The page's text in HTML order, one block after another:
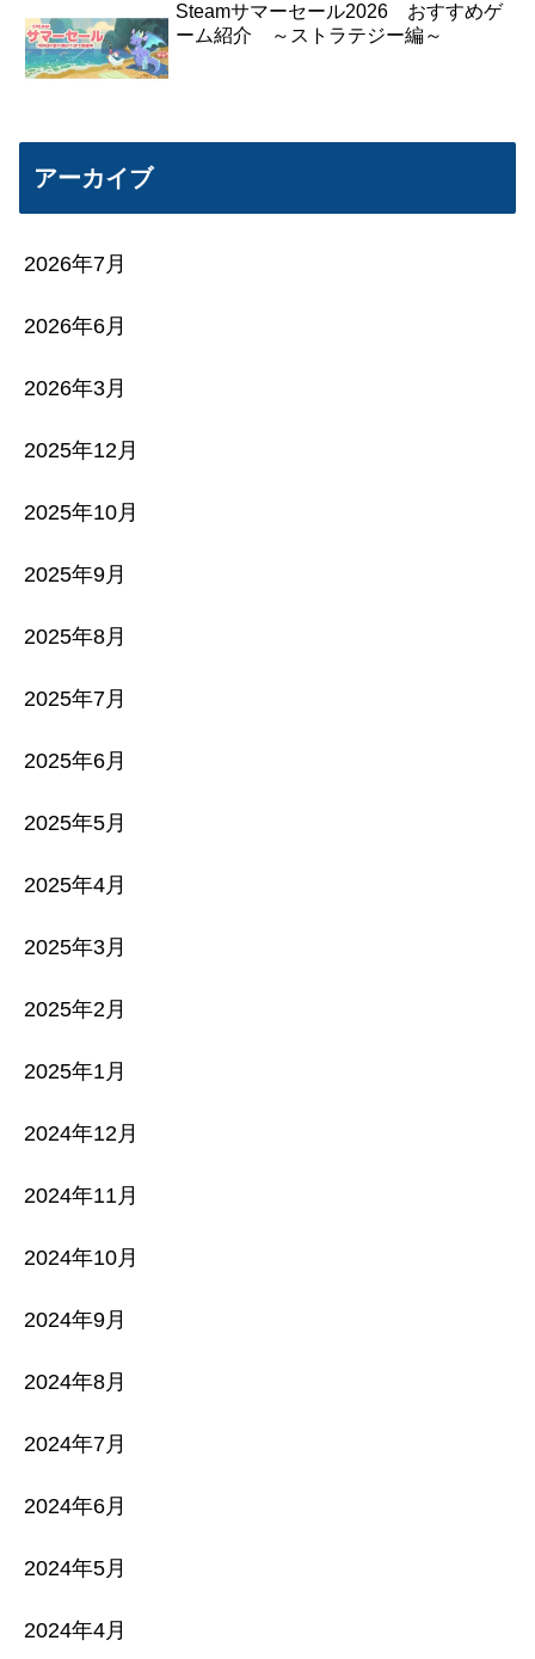
Steamサマーセール2026 おすすめゲ
ーム紹介 ～ストラテジー編～
アーカイブ
2026年7月
2026年6月
2026年3月
2025年12月
2025年10月
2025年9月
2025年8月
2025年7月
2025年6月
2025年5月
2025年4月
2025年3月
2025年2月
2025年1月
2024年12月
2024年11月
2024年10月
2024年9月
2024年8月
2024年7月
2024年6月
2024年5月
2024年4月